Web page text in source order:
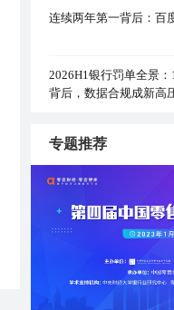
连续两年第一背后：百
2026H1银行罚单全景
背后，数据合规成新高
专题推荐